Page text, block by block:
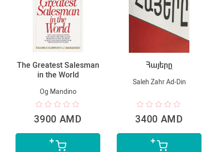
The Greatest Salesman
in the World
Og Mandino
3900 AMD
Հայերը
Saleh Zahr Ad-Din
3400 AMD